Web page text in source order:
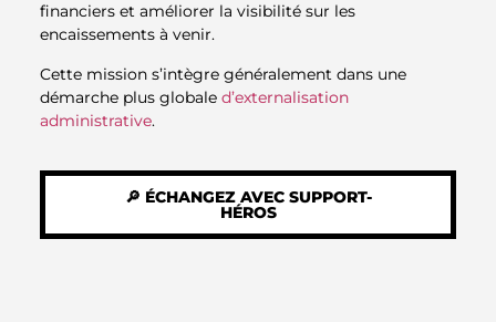
financiers et améliorer la visibilité sur les
encaissements à venir.
Cette mission s’intègre généralement dans une
démarche plus globale d’externalisation
administrative.
🔎 ÉCHANGEZ AVEC SUPPORT-
HÉROS